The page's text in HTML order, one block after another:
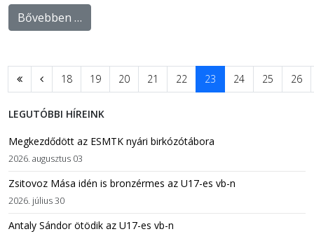
Bővebben …
18 19 20 21 22 23 24 25 26
LEGUTÓBBI HÍREINK
Megkezdődött az ESMTK nyári birkózótábora
2026. augusztus 03
Zsitovoz Mása idén is bronzérmes az U17-es vb-n
2026. július 30
Antaly Sándor ötödik az U17-es vb-n